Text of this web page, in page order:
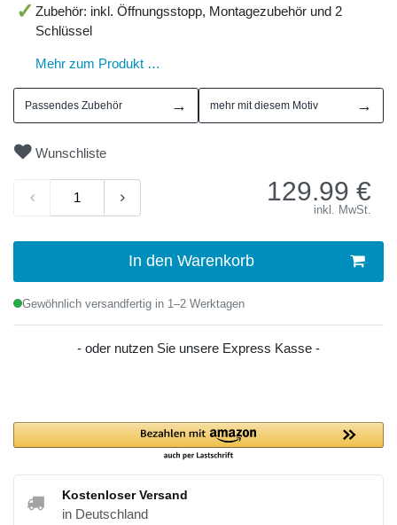
Zubehör: inkl. Öffnungsstopp, Montagezubehör und 2
Schlüssel
Mehr zum Produkt …
Passendes Zubehör → mehr mit diesem Motiv →
Wunschliste
129.99 €
inkl. MwSt.
In den Warenkorb
Gewöhnlich versandfertig in 1–2 Werktagen
- oder nutzen Sie unsere Express Kasse -
Kostenloser Versand
in Deutschland